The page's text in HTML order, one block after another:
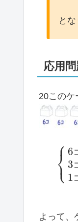
とな
応用問
20このケ
⎧
⎩
⎨ 6
3
1
よって、